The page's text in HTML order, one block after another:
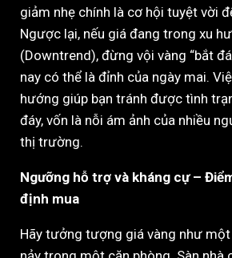
giảm nhẹ chính là cơ hội tuyệt vời
Ngược lại, nếu giá đang trong xu
(Downtrend), đừng vội vàng “bắt
nay có thể là đỉnh của ngày mai.
hướng giúp bạn tránh được tình
đáy, vốn là nỗi ám ảnh của nhiều
thị trường.
Ngưỡng hỗ trợ và kháng cự –
định mua
Hãy tưởng tượng giá vàng như